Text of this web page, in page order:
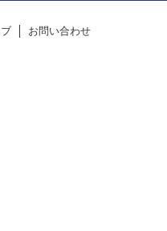
お問い合わせ